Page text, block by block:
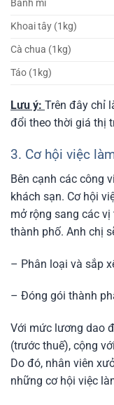
Bánh mì
Khoai tây (1kg)
Cà chua (1kg)
Táo (1kg)
Lưu ý: Trên đây chỉ
đổi theo thời giá thị
3. Cơ hội việc
Bên cạnh các công
khách sạn. Cơ hội
mở rộng sang các
thành phố. Anh chị
– Phân loại và sắp
– Đóng gói thành
Với mức lương dao
(trước thuế), cộng
Do đó, nhân viên
những cơ hội việc